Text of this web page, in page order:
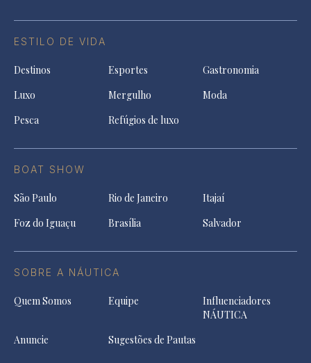
ESTILO DE VIDA
Destinos Esportes
Gastronomia
Luxo
Mergulho
Moda
Pesca
Refúgios de luxo
BOAT SHOW
São Paulo Rio de Janeiro
Itajaí
Foz do Iguaçu
Brasília Salvador
SOBRE A NÁUTICA
Quem Somos Equipe
Influenciadores
NÁUTICA
Anuncie
Sugestões de Pautas